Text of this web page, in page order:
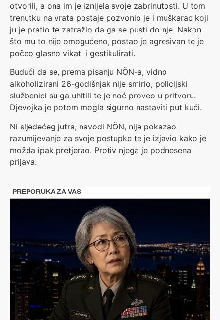
otvorili, a ona im je iznijela svoje zabrinutosti. U tom
trenutku na vrata postaje pozvonio je i muškarac koji
ju je pratio te zatražio da ga se pusti do nje. Nakon
što mu to nije omogućeno, postao je agresivan te je
počeo glasno vikati i gestikulirati.
Budući da se, prema pisanju NÖN-a, vidno
alkoholizirani 26-godišnjak nije smirio, policijski
službenici su ga uhitili te je noć proveo u pritvoru.
Djevojka je potom mogla sigurno nastaviti put kući.
Ni sljedećeg jutra, navodi NÖN, nije pokazao
razumijevanje za svoje postupke te je izjavio kako je
možda ipak pretjerao. Protiv njega je podnesena
prijava.